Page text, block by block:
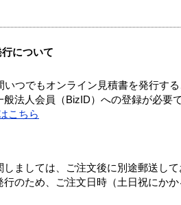
について
つでもオンライン見積書を発行する
法人会員（BizID）への登録が必要で
こちら
ましては、ご注文後に別途郵送して
のため、ご注文日時（土日祝にか